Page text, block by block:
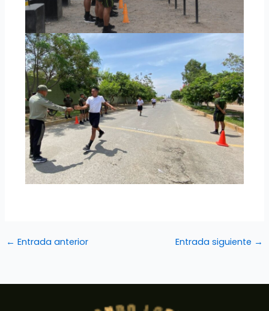
← Entrada anterior Entrada siguiente →